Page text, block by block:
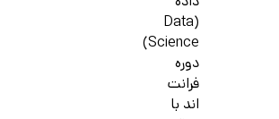
(Data
Science)
دوره
فرانت
اند با